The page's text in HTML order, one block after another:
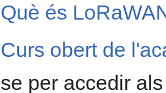
Què és
Curs obert de
se per accedir